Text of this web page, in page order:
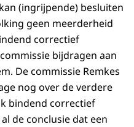
(ingrijpende) besluiten
geen meerderheid
correctief
bijdragen aan
De commissie Remkes
nog over de verdere
bindend correctief
de conclusie dat een